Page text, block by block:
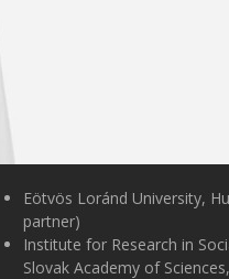
Eötvös Loránd University,
partner)
Institute for Research in
Slovak Academy of